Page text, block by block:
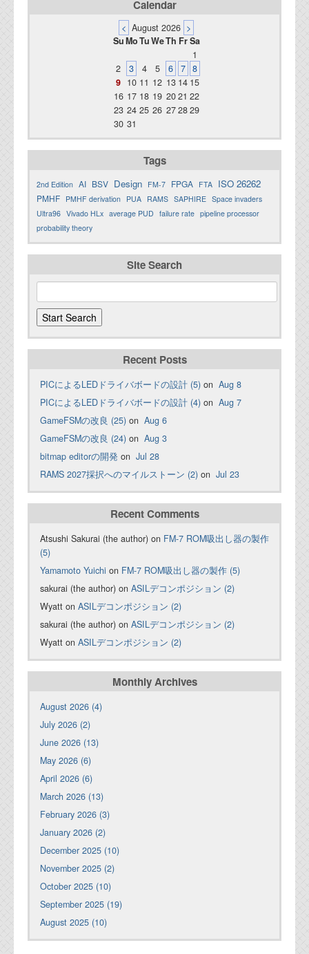
Calendar
< August 2026 >
SuMoTuWeTh FrSa
1
2
3 4 5 6 7 8
9 10 11 12 13 14 15
16 17 18 19 2021 22
23 24 25 26 272829
30 31
Tags
2nd Edition AI BSV Design FM-7 FPGA FTA ISO 26262
PMHF PMHF derivation PUA RAMS SAPHIRE Space invaders
Ultra96 Vivado HLx average PUD failure rate pipeline processor
probability theory
Site Search
Recent Posts
PICによるLEDドライバボードの設計 (5) on Aug 8
PICによるLEDドライバボードの設計 (4) on Aug 7
GameFSMの改良 (25) on Aug 6
GameFSMの改良 (24) on Aug 3
bitmap editorの開発 on Jul 28
RAMS 2027採択へのマイルストーン (2) on Jul 23
Recent Comments
Atsushi Sakurai (the author) on FM-7 ROM吸出し器の製作
(5)
Yamamoto Yuichi on FM-7 ROM吸出し器の製作 (5)
sakurai (the author) on ASILデコンポジション (2)
Wyatt on ASILデコンポジション (2)
sakurai (the author) on ASILデコンポジション (2)
Wyatt on ASILデコンポジション (2)
Monthly Archives
August 2026 (4)
July 2026 (2)
June 2026 (13)
May 2026 (6)
April 2026 (6)
March 2026 (13)
February 2026 (3)
January 2026 (2)
December 2025 (10)
November 2025 (2)
October 2025 (10)
September 2025 (19)
August 2025 (10)